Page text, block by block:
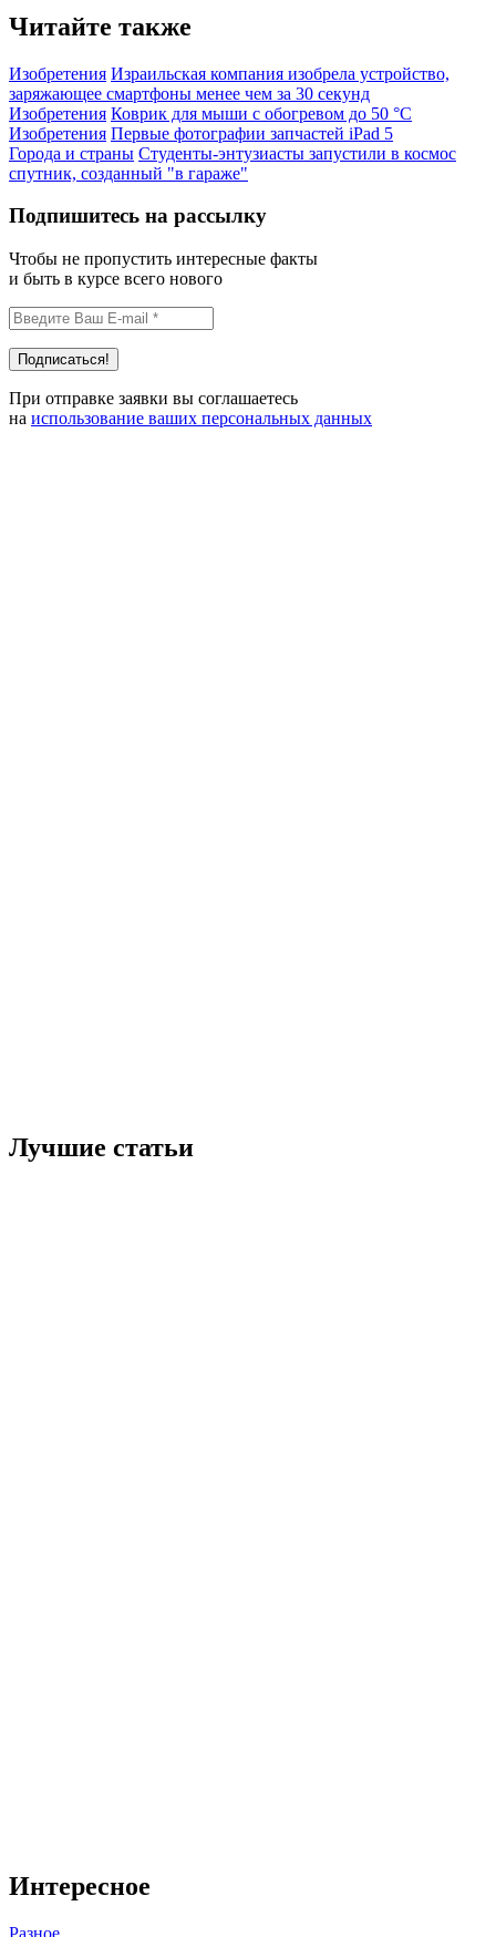
Читайте также
Изобретения Израильская компания изобрела устройство,
заряжающее смартфоны менее чем за 30 секунд
Изобретения Коврик для мыши с обогревом до 50 °С
Изобретения Первые фотографии запчастей iPad 5
Города и страны Студенты-энтузиасты запустили в космос
спутник, созданный "в гараже"
Подпишитесь на рассылку
Чтобы не пропустить интересные факты
и быть в курсе всего нового
При отправке заявки вы соглашаетесь
на использование ваших персональных данных
Лучшие статьи
Интересное
Разное